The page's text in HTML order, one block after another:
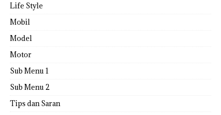
Life Style
Mobil
Model
Motor
Sub Menu 1
Sub Menu 2
Tips dan Saran